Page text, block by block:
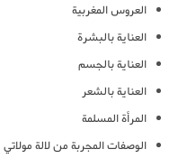
العروس المغربية
العناية بالبشرة
العناية بالجسم
العناية بالشعر
المرأة المسلمة
الوصفات المجربة من لالة مولاتي